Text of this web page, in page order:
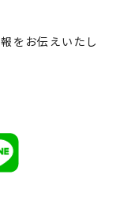
をお伝えいたし